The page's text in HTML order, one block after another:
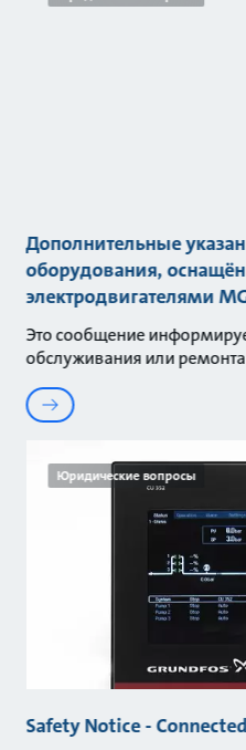
Дополнительные
оборудования,
электродвигателями
Это сообщение
обслуживания или ремонта
Юридические вопросы
Safety Notice -